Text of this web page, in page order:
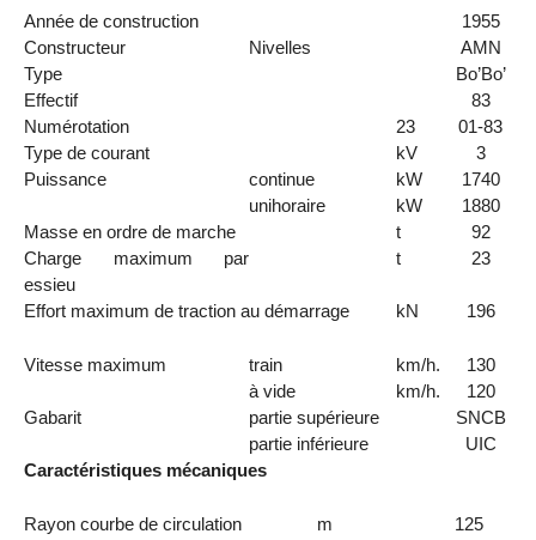
Année de construction
1955
Constructeur
Nivelles
AMN
Type
Bo’Bo’
Effectif
83
Numérotation
23
01-83
Type de courant
kV
3
Puissance
continue kW
1740
unihoraire
kW
1880
Masse en ordre de marche
t
92
Charge maximum par
essieu
t 23
Effort maximum de traction au démarrage kN 196
Vitesse maximum train km/h.
130
à vide
km/h.
120
Gabarit
partie supérieure
SNCB
partie inférieure
UIC
Caractéristiques mécaniques
Rayon courbe de circulation m
125